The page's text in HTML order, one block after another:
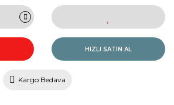
HIZLI SATIN AL
Kargo Bedava